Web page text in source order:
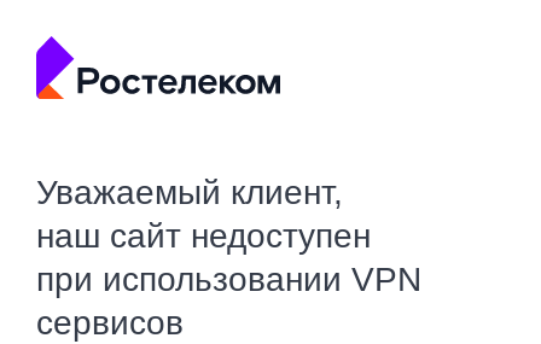
Уважаемый клиент,
наш сайт недоступен
при использовании VPN
сервисов